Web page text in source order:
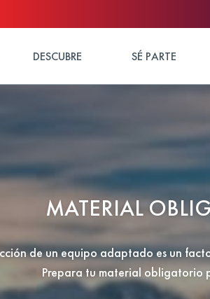
DESCUBRE SÉ PARTE
MATERIAL
de un equipo adaptado es un
Prepara tu material obligatorio